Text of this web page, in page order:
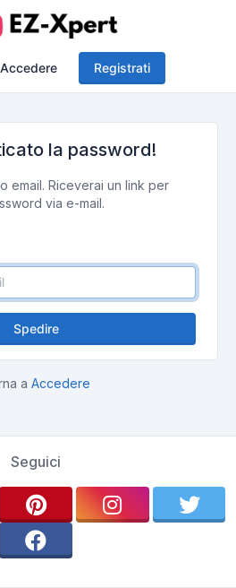
Accedere Registrati
la password!
email. Riceverai un link per
via e-mail.
Spedire
a Accedere
Seguici